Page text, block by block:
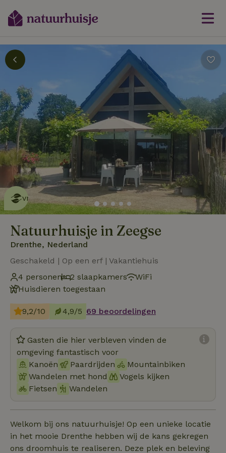
Dit natuurhuisje is eco-
vriendelijklees meer
Natuurhuisje in Zeegse
Drenthe, Nederland
Geschakeld | Op een erf | Vakantiehuis
4 personen
2 slaapkamers
WiFi
Huisdieren toegestaan
9,2/10 4,9/5 69 beoordelingen
Gasten die hier verbleven vinden de
omgeving fantastisch voor
Kanoën
Paardrijden
Mountainbiken
Wandelen met hond
Vogels kijken
Fietsen
Wandelen
Welkom bij ons natuurhuisje! Op een unieke locatie
in het mooie Drenthe hebben wij de kans gekregen
ons droomhuis te realiseren. Deze plek en beleving